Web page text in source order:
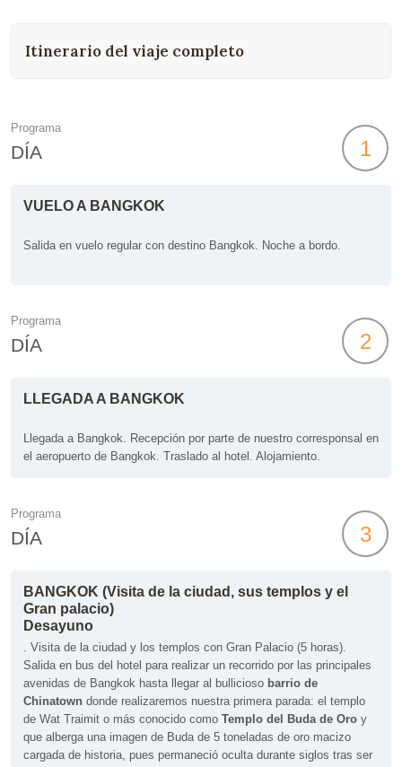
Itinerario del viaje completo
Programa
DÍA 1
VUELO A BANGKOK
Salida en vuelo regular con destino Bangkok. Noche a bordo.
Programa
DÍA 2
LLEGADA A BANGKOK
Llegada a Bangkok. Recepción por parte de nuestro corresponsal en
el aeropuerto de Bangkok. Traslado al hotel. Alojamiento.
Programa
DÍA 3
BANGKOK (Visita de la ciudad, sus templos y el
Gran palacio)
Desayuno
. Visita de la ciudad y los templos con Gran Palacio (5 horas).
Salida en bus del hotel para realizar un recorrido por las principales
avenidas de Bangkok hasta llegar al bullicioso barrio de
Chinatown donde realizaremos nuestra primera parada: el templo
de Wat Traimit o más conocido como Templo del Buda de Oro y
que alberga una imagen de Buda de 5 toneladas de oro macizo
cargada de historia, pues permaneció oculta durante siglos tras ser